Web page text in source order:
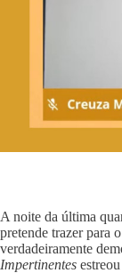
A noite da última
pretende trazer para
verdadeiramente
Impertinentes